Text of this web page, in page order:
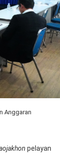
Anggaran
pelayan